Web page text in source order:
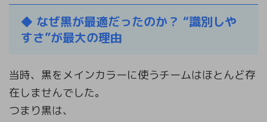
◆ なぜ黒が最適だったのか？ “識別しや
すさ”が最大の理由
当時、黒をメインカラーに使うチームはほとんど存
在しませんでした。
つまり黒は、